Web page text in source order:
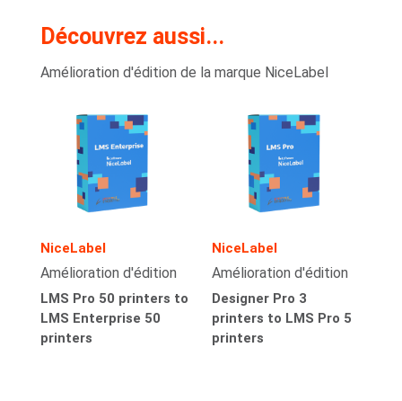
Découvrez aussi...
Amélioration d'édition de la marque NiceLabel
NiceLabel
Amélioration d'édition
LMS Pro 50 printers to
LMS Enterprise 50
printers
NiceLabel
Amélioration d'édition
Designer Pro 3
printers to LMS Pro 5
printers